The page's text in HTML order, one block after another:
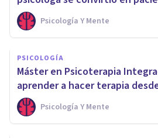
Psicología Y Mente
PSICOLOGÍA
Máster en Psicoterapia
aprender a hacer terapia
Psicología Y Mente